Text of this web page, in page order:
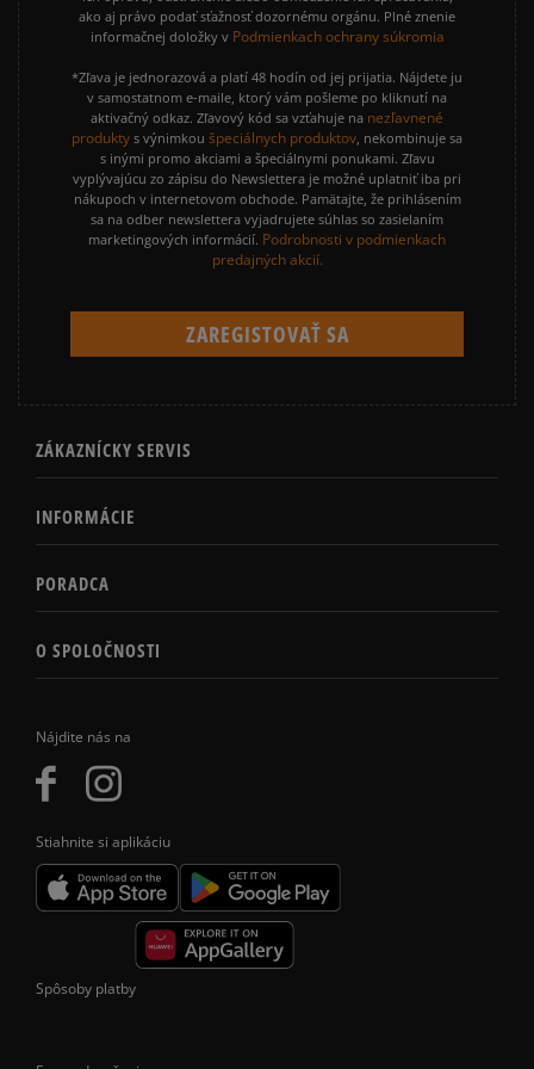
Nájdite nás na
Stiahnite si aplikáciu
ako aj právo podať sťažnosť dozornému orgánu. Plné znenie
informačnej doložky v Podmienkach ochrany súkromia
*Zľava je jednorazová a platí 48 hodín od jej prijatia. Nájdete ju
v samostatnom e-maile, ktorý vám pošleme po kliknutí na
aktivačný odkaz. Zľavový kód sa vzťahuje na nezľavnené
produkty s výnimkou špeciálnych produktov, nekombinuje sa
s inými promo akciami a špeciálnymi ponukami. Zľavu
vyplývajúcu zo zápisu do Newslettera je možné uplatniť iba pri
nákupoch v internetovom obchode. Pamätajte, že prihlásením
sa na odber newslettera vyjadrujete súhlas so zasielaním
marketingových informácií. Podrobnosti v podmienkach
predajných akcií.
ZÁKAZNÍCKY SERVIS
INFORMÁCIE
PORADCA
O SPOLOČNOSTI
Spôsoby platby